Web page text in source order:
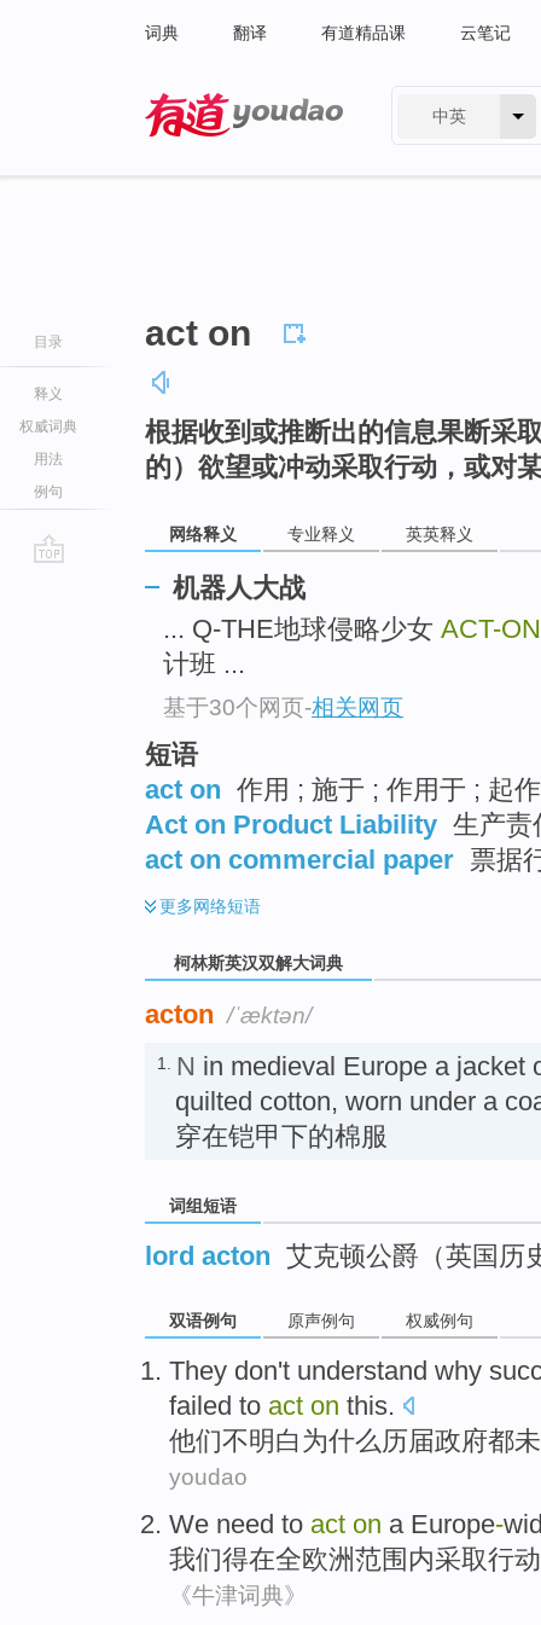
词典 翻译 有道精品课 云笔记
中英
目录
释义
权威词典
用法
例句
act on
根据收到或推断出的信息果断采
的）欲望或冲动采取行动，或对
网络释义 专业释义 英英释义
机器人大战
... Q-THE地球侵略少女 ACT-
计班 ...
基于30个网页-相关网页
短语
act on 作用 ; 施于 ; 作用于 ; 起
Act on Product Liability 生产责
act on commercial paper 票据
更多网络短语
柯林斯英汉双解大词典
acton /ˈæktən/
1. N in medieval Europe a jacket
quilted cotton, worn under a
穿在铠甲下的棉服
词组短语
lord acton 艾克顿公爵（英国历
双语例句 原声例句 权威例句
They don't understand why
failed to act on this.
他们不明白 为什么历届政府都
youdao
We need to act on a Europe-
我们得在全欧洲范围内采取行动
《牛津词典》